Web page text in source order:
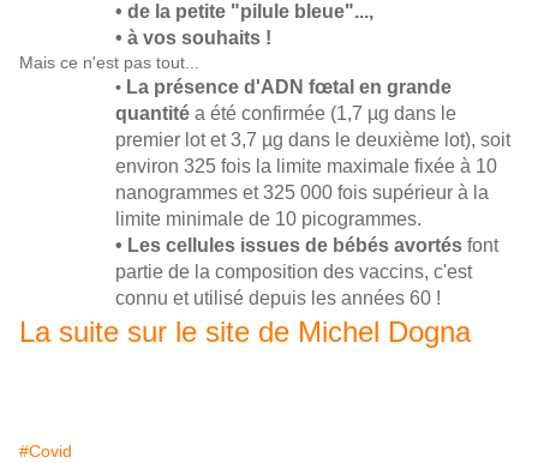
• de la petite "pilule bleue"...,
• à vos souhaits !
Mais ce n'est pas tout...
• La présence d'ADN fœtal en grande
quantitéa été confirmée (1,7 µg dans le
premier lot et 3,7 µg dans le deuxième lot), soit
environ 325 fois la limite maximale fixée à 10
nanogrammes et 325 000 fois supérieur à la
limite minimale de 10 picogrammes.
• Les cellules issues de bébés avortésfont
partie de la composition des vaccins, c'est
connu et utilisé depuis les années 60 !
La suite sur le site de Michel Dogna
#Covid